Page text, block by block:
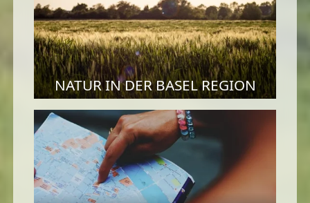
NATUR IN DER BASEL REGION